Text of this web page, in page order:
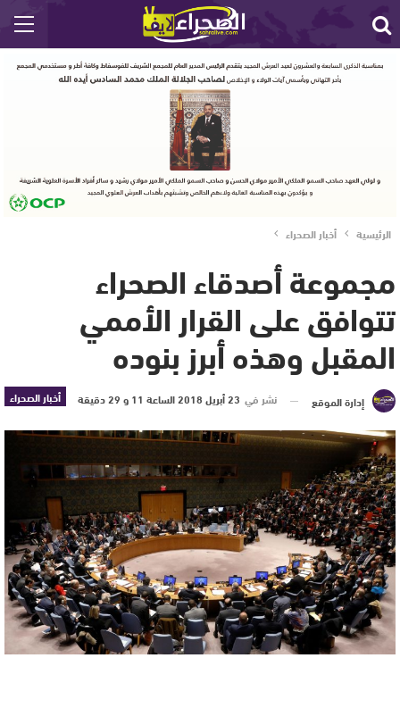
الرئيسية أخبار الصحراء
مجموعة أصدقاء الصحراء
تتوافق على القرار الأممي
المقبل وهذه أبرز بنوده
أخبار الصحراء إدارة الموقع نشر في 23 أبريل 2018 الساعة 11 و 29 دقيقة